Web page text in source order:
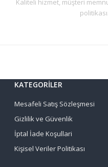
Kaliteli hizmet, müşteri
politikası.
KATEGORİLER
Mesafeli Satış Sözleşmesi
Gizlilik ve Güvenlik
İptal İade Koşullari
Kişisel Veriler Politikası